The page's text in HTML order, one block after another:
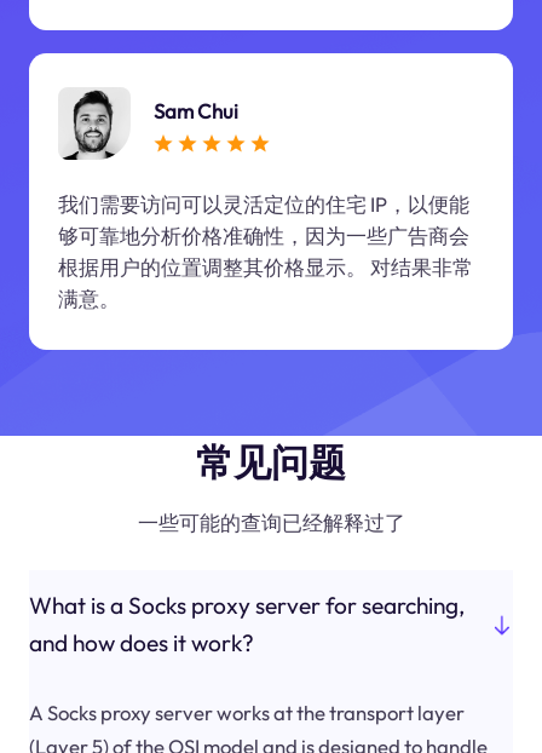
Sam Chui
我们需要访问可以灵活定位的住宅 IP，以便能
够可靠地分析价格准确性，因为一些广告商会
根据用户的位置调整其价格显示。 对结果非常
满意。
常见问题
一些可能的查询已经解释过了
What is a Socks proxy server for searching,
and how does it work?
A Socks proxy server works at the transport layer
(Layer 5) of the OSI model and is designed to handle